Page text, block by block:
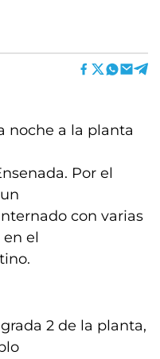
noche a la planta
Por el
con varias
el
2 de la planta,